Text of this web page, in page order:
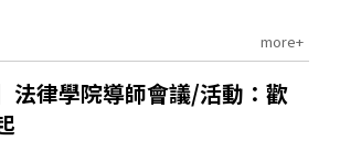
more+
法律學院導師會議/活動：歡